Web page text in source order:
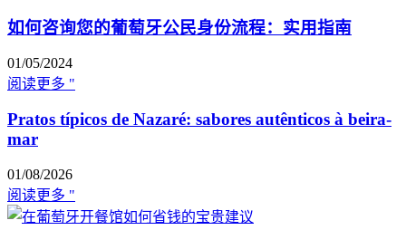
如何咨询您的葡萄牙公民身份流程：实用指南
01/05/2024
阅读更多 "
Pratos típicos de Nazaré: sabores autênticos à beira-
mar
01/08/2026
阅读更多 "